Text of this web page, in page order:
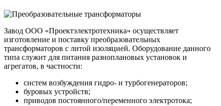
Завод ООО «Проектэлектротехника» осуществляет
изготовление и поставку преобразовательных
трансформаторов с литой изоляцией. Оборудование данного
типа служит для питания разноплановых установок и
агрегатов, в частности:
систем возбуждения гидро- и турбогенераторов;
буровых устройств;
приводов постоянного/переменного электротока;